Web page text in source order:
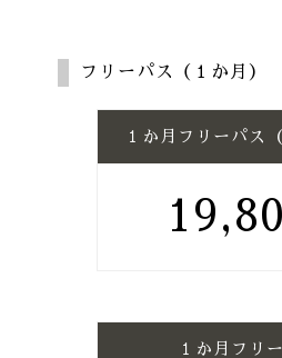
フリーパス（１か月）
１か月フリーパス
１か月フリ